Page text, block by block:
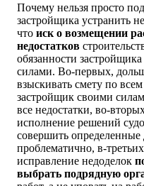
Почему нельзя просто
застройщика устранить
что иск о возмещении
недостатков
обязанности
силами. Во-первых,
взыскивать смету по
застройщик своими
все недостатки, во-
исполнение решений
совершить определенные
проблематично, в-
исправление недоделок
выбрать подрядную